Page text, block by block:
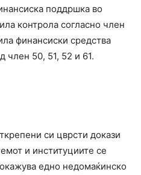
поддршка во
контрола согласно член
финансиски средства
член 50, 51, 52 и 61.
си цврсти докази
и институциите се
едно недомаќинско